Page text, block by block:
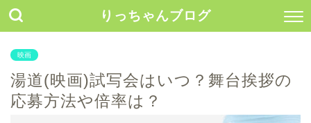
りっちゃんブログ
映画
湯道(映画)試写会はいつ？舞台挨拶の
応募方法や倍率は？